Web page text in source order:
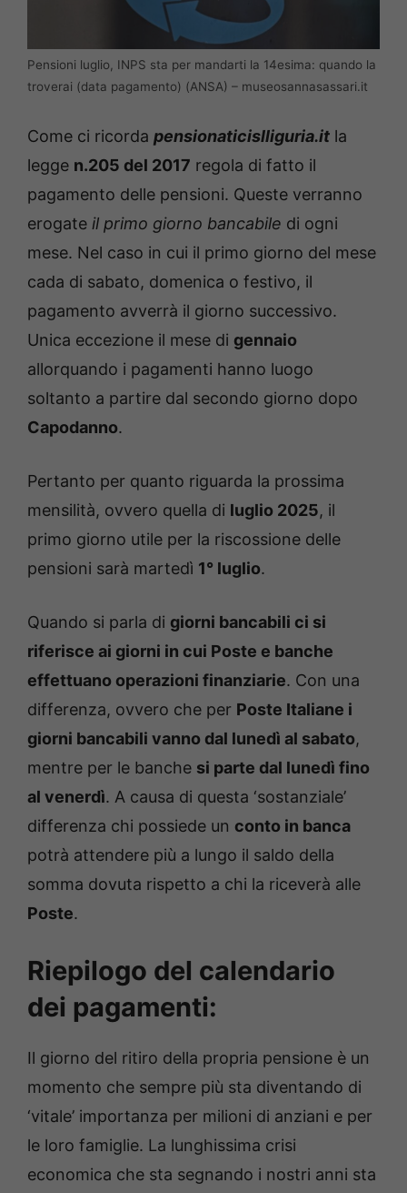
Pensioni luglio, INPS sta per mandarti la 14esima: quando la
troverai (data pagamento) (ANSA) – museosannasassari.it
Come ci ricorda pensionaticislliguria.it la
legge n.205 del 2017 regola di fatto il
pagamento delle pensioni. Queste verranno
erogate il primo giorno bancabile di ogni
mese. Nel caso in cui il primo giorno del mese
cada di sabato, domenica o festivo, il
pagamento avverrà il giorno successivo.
Unica eccezione il mese di gennaio
allorquando i pagamenti hanno luogo
soltanto a partire dal secondo giorno dopo
Capodanno.
Pertanto per quanto riguarda la prossima
mensilità, ovvero quella di luglio 2025, il
primo giorno utile per la riscossione delle
pensioni sarà martedì 1° luglio.
Quando si parla di giorni bancabili ci si
riferisce ai giorni in cui Poste e banche
effettuano operazioni finanziarie. Con una
differenza, ovvero che per Poste Italiane i
giorni bancabili vanno dal lunedì al sabato,
mentre per le banche si parte dal lunedì fino
al venerdì. A causa di questa ‘sostanziale’
differenza chi possiede un conto in banca
potrà attendere più a lungo il saldo della
somma dovuta rispetto a chi la riceverà alle
Poste.
Riepilogo del calendario
dei pagamenti:
Il giorno del ritiro della propria pensione è un
momento che sempre più sta diventando di
‘vitale’ importanza per milioni di anziani e per
le loro famiglie. La lunghissima crisi
economica che sta segnando i nostri anni sta